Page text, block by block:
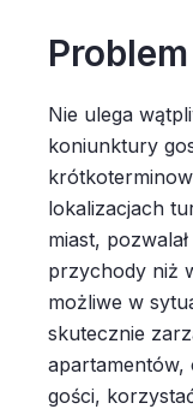
Nie ulega
koniunktury
lokalizacjach
miast,
przychody niż
możliwe w
skutecznie
apartamentów,
gości,